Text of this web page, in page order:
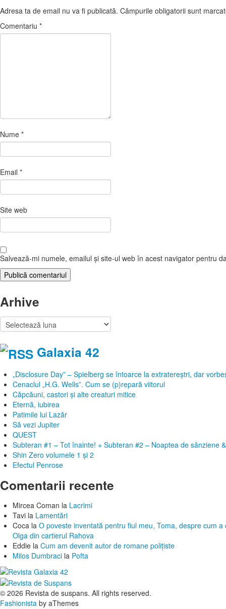
Adresa ta de email nu va fi publicată. Câmpurile obligatorii sunt
Comentariu *
Nume *
Email *
Site web
Salvează-mi numele, emailul și site-ul web în acest navigator pentru
Arhive
Arhive
Galaxia 42
„Disclosure Day” – Spielberg se întoarce la extratereștri, dar
Cenaclul „H.G. Wells”. Cum se (p)repară viitorul
Căpcăuni, castori și alte creaturi mitice
Eternă, iubirea
Patimile lui Lazăr
Să vezi Jupiter
QUEST
Subteran #1 – Tot înainte! + Subteran #2 – Noaptea de sânziene
Shin Zero volumele 1 și 2
Efectul Penrose
Comentarii recente
Mircea Coman la Lacrimi
Tavi la Lamentări
Coca la O poveste inventată pentru fiul meu, Toma, despre cum
Olga din cartierul Rahova
Eddie la Cum am devenit autor de romane polițiste
Milos Dumbraci la Pofta
© 2026 Revista de suspans. All rights reserved.
Fashionista by aThemes